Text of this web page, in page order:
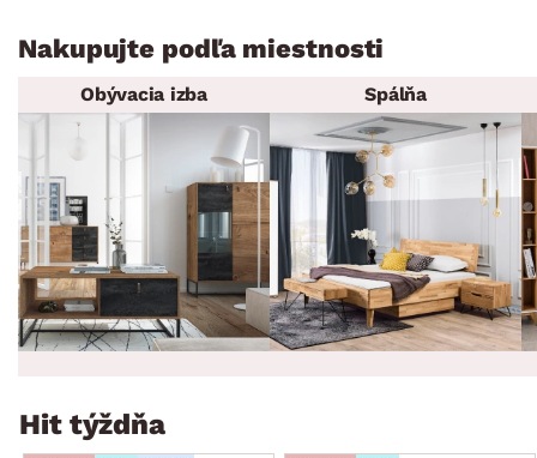
Nakupujte podľa miestnosti
Obývacia izba Spálňa
Hit týždňa